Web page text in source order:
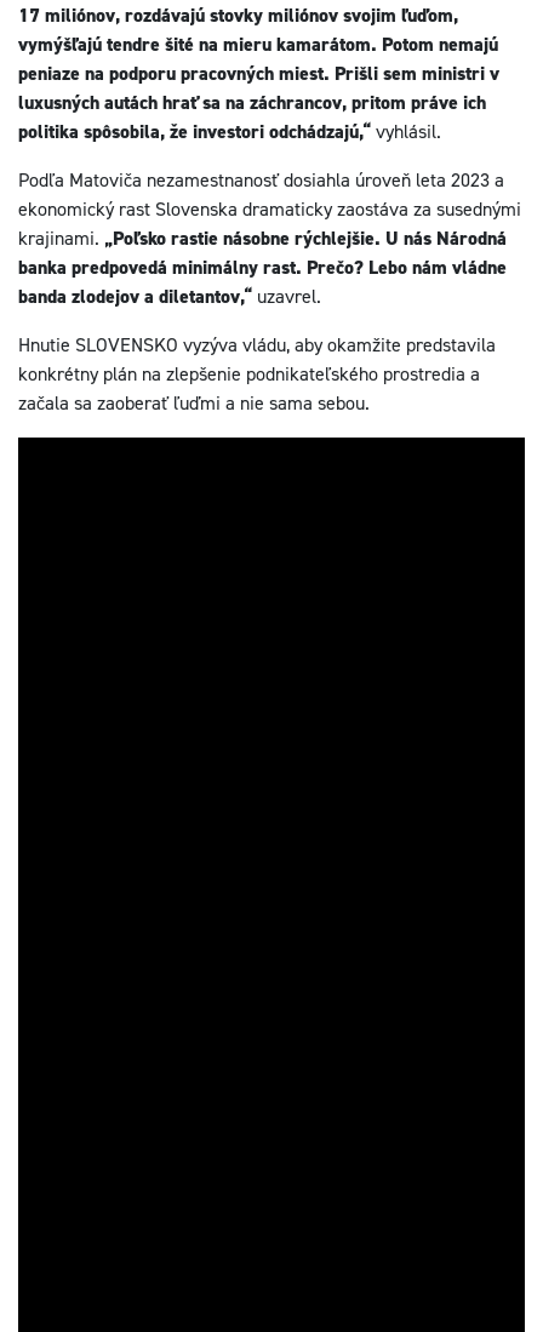
17 miliónov, rozdávajú stovky miliónov svojim ľuďom,
vymýšľajú tendre šité na mieru kamarátom. Potom nemajú
peniaze na podporu pracovných miest. Prišli sem ministri v
luxusných autách hrať sa na záchrancov, pritom práve ich
politika spôsobila, že investori odchádzajú,“vyhlásil.
Podľa Matoviča nezamestnanosť dosiahla úroveň leta 2023 a
ekonomický rast Slovenska dramaticky zaostáva za susednými
krajinami. „Poľsko rastie násobne rýchlejšie. U nás Národná
banka predpovedá minimálny rast. Prečo? Lebo nám vládne
banda zlodejov a diletantov,“ uzavrel.
Hnutie SLOVENSKO vyzýva vládu, aby okamžite predstavila
konkrétny plán na zlepšenie podnikateľského prostredia a
začala sa zaoberať ľuďmi a nie sama sebou.